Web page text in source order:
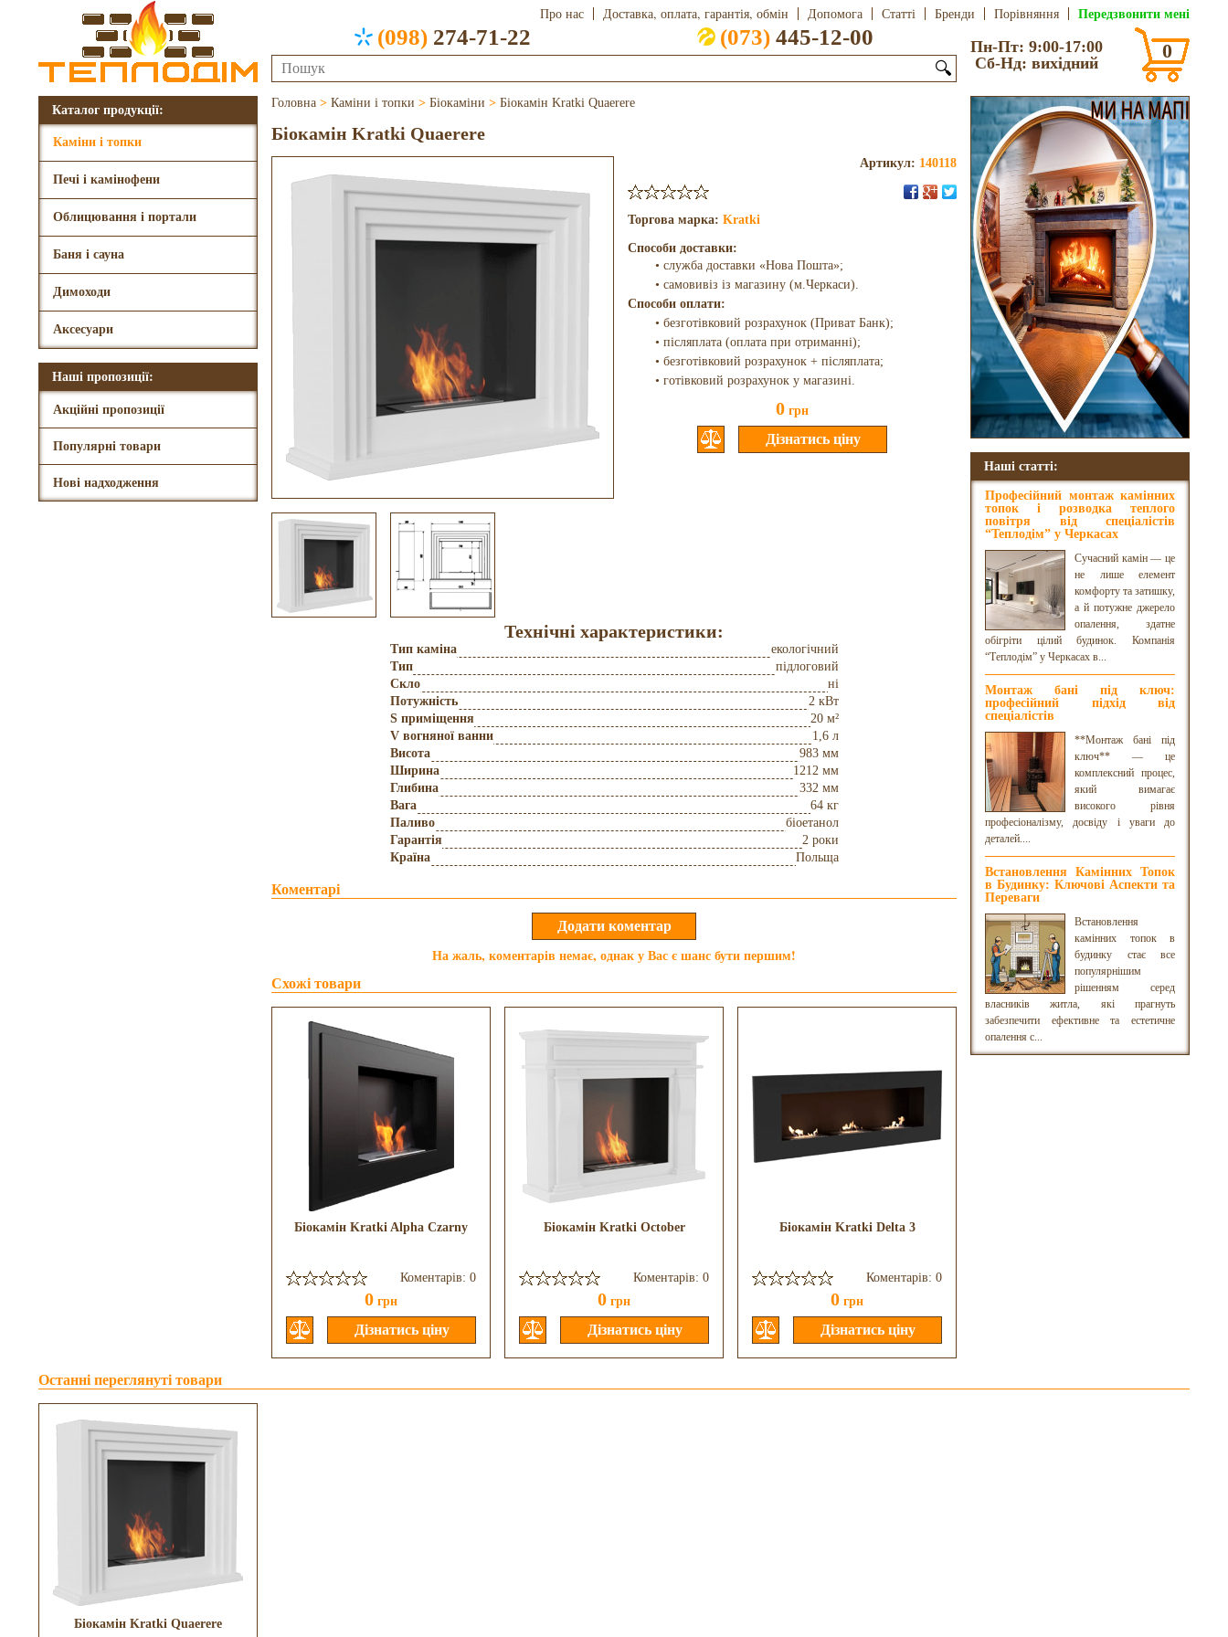
Про нас Доставка, оплата, гарантія, обмін Допомога Статті Бренди Порівняння Передзвонити мені
(098) 274-71-22 (073) 445-12-00
🔍
Пн-Пт: 9:00-17:00
Сб-Нд: вихідний
0
Каталог продукції:
Каміни і топки
Печі і камінофени
Облицювання і портали
Баня і сауна
Димоходи
Аксесуари
Наші пропозиції:
Акційні пропозиції
Популярні товари
Нові надходження
Наші статті:
Професійний монтаж камінних
топок і розводка теплого
повітря від спеціалістів
“Теплодім” у Черкасах
Сучасний камін — це
не лише елемент
комфорту та затишку,
а й потужне джерело
опалення, здатне
обігріти цілий будинок. Компанія
“Теплодім” у Черкасах в...
Монтаж бані під ключ:
професійний підхід від
спеціалістів
**Монтаж бані під
ключ** — це
комплексний процес,
який вимагає
високого рівня
професіоналізму, досвіду і уваги до
деталей....
Встановлення Камінних Топок
в Будинку: Ключові Аспекти та
Переваги
Встановлення
камінних топок в
будинку стає все
популярнішим
рішенням серед
власників житла, які прагнуть
забезпечити ефективне та естетичне
опалення с...
Головна > Каміни і топки > Біокаміни > Біокамін Kratki Quaerere
Біокамін Kratki Quaerere
Артикул: 140118
Торгова марка: Kratki
Способи доставки:
• служба доставки «Нова Пошта»;
• самовивіз із магазину (м.Черкаси).
Способи оплати:
• безготівковий розрахунок (Приват Банк);
• післяплата (оплата при отриманні);
• безготівковий розрахунок + післяплата;
• готівковий розрахунок у магазині.
0 грн
Технічні характеристики:
Тип каміна
екологічний
Тип
підлоговий
Скло
ні
Потужність
2 кВт
S приміщення
20 м²
V вогняної ванни
1,6 л
Висота
983 мм
Ширина
1212 мм
Глибина
332 мм
Вага
64 кг
Паливо
біоетанол
Гарантія
2 роки
Країна
Польща
Коментарі
На жаль, коментарів немає, однак у Вас є шанс бути першим!
Схожі товари
Біокамін Kratki Alpha Czarny
Коментарів: 0
0 грн
Біокамін Kratki October
Коментарів: 0
0 грн
Біокамін Kratki Delta 3
Коментарів: 0
0 грн
Останні переглянуті товари
Біокамін Kratki Quaerere